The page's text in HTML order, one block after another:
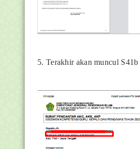
5. Terakhir akan muncul S41b